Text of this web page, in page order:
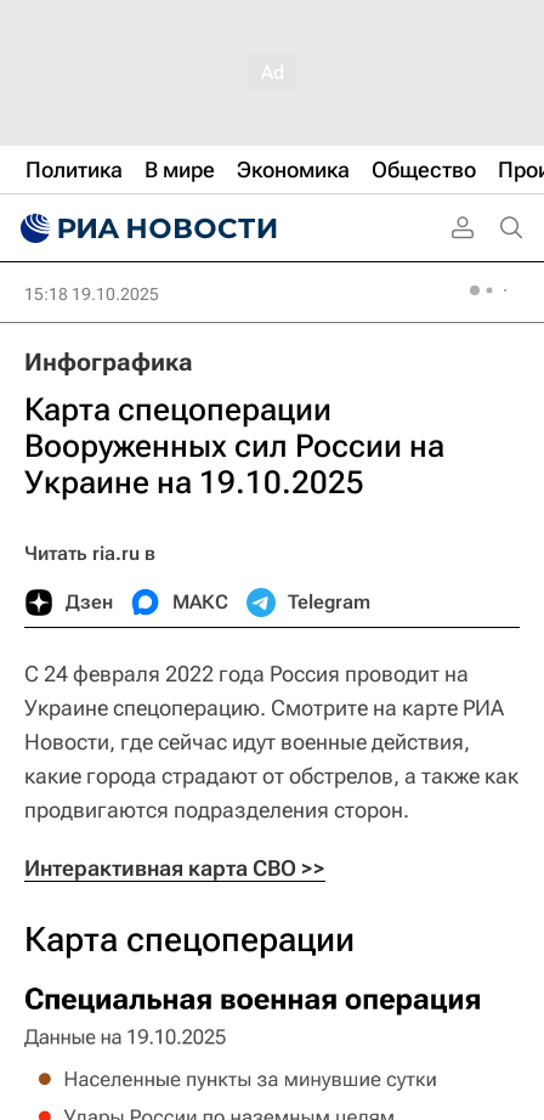
Политика В мире Экономика Общество
15:18 19.10.2025
Инфографика
Карта спецоперации
Вооруженных сил России на
Украине на 19.10.2025
Читать ria.ru в
Дзен МАКС Telegram
С 24 февраля 2022 года Россия проводит на
Украине спецоперацию. Смотрите на карте РИА
Новости, где сейчас идут военные действия,
какие города страдают от обстрелов, а также как
продвигаются подразделения сторон.
Интерактивная карта СВО >>
Карта спецоперации